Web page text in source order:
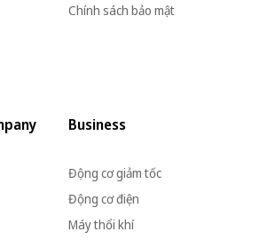
Chính sách bảo mật
Business
Động cơ giảm tốc
Động cơ điện
Máy thổi khí